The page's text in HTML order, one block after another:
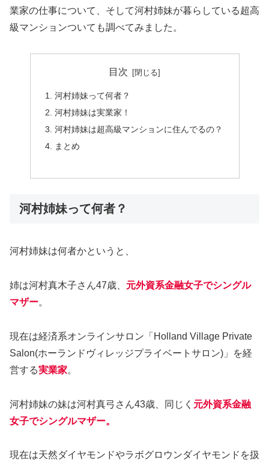
業家の仕事について、そして河村姉妹が暮らしている超高
級マンションついても調べてみました。
目次
河村姉妹って何者？
河村姉妹は実業家！
河村姉妹は超高級マンションに住んでるの？
まとめ
河村姉妹って何者？
河村姉妹は何者かというと、
姉は河村真木子さん47歳、 元外資系金融女子でシングル
マザー。
現在は経済系オンラインサロン「Holland Village Private
Salon(ホーランドヴィレッジプライベートサロン)」を経
営する実業家。
河村姉妹の妹は河村真弓さん43歳、同じく 元外資系金融
女子でシングルマザー。
現在は天然ダイヤモンドやラボグロウンダイヤモンドを扱